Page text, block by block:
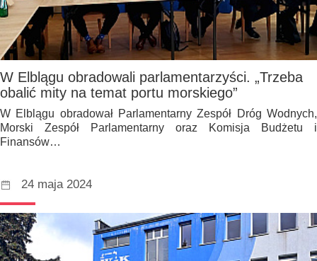
W Elblągu obradowali parlamentarzyści. „Trzeba
obalić mity na temat portu morskiego”
W Elblągu obradował Parlamentarny Zespół Dróg Wodnych,
Morski Zespół Parlamentarny oraz Komisja Budżetu i
Finansów…
24 maja 2024